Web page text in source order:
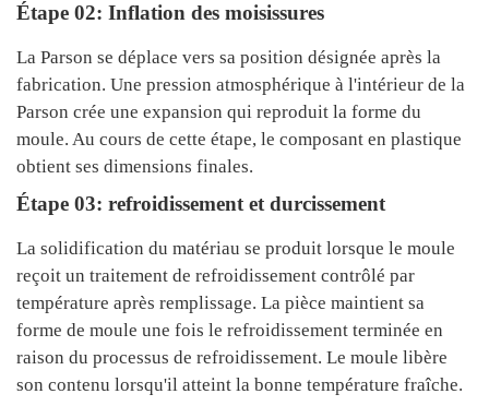
Étape 02: Inflation des moisissures
La Parson se déplace vers sa position désignée après la
fabrication. Une pression atmosphérique à l'intérieur de la
Parson crée une expansion qui reproduit la forme du
moule. Au cours de cette étape, le composant en plastique
obtient ses dimensions finales.
Étape 03: refroidissement et durcissement
La solidification du matériau se produit lorsque le moule
reçoit un traitement de refroidissement contrôlé par
température après remplissage. La pièce maintient sa
forme de moule une fois le refroidissement terminée en
raison du processus de refroidissement. Le moule libère
son contenu lorsqu'il atteint la bonne température fraîche.